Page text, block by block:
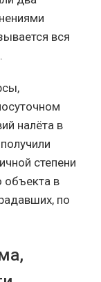
вся
налёта в
степени
объекта в
по